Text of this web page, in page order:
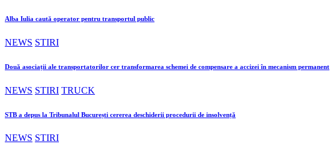
Alba Iulia caută operator pentru transportul public
NEWS STIRI
Două asociații ale transportatorilor cer transformarea schemei de compensare a accizei în mecanism permanent
NEWS STIRI TRUCK
STB a depus la Tribunalul București cererea deschiderii procedurii de insolvență
NEWS STIRI